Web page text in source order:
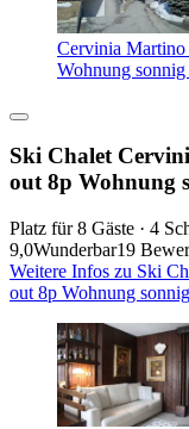
Cervinia
Wohnung
Ski Chalet
out 8p Wohnung
Platz für 8 Gäste · 4
9,0Wunderbar19
Weitere Infos zu Ski
out 8p Wohnung